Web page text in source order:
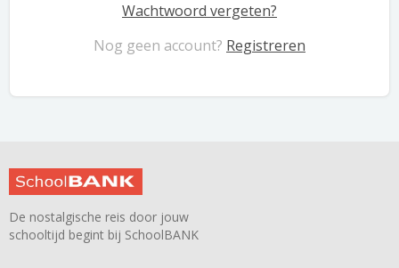
Wachtwoord vergeten?
Nog geen account? Registreren
De nostalgische reis door jouw
schooltijd begint bij SchoolBANK